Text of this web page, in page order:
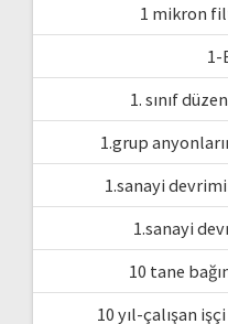
1 mikron
1-
1. sınıf
1.grup
1.sanayi
1.sanayi
10 tane
10 yıl-çalışan